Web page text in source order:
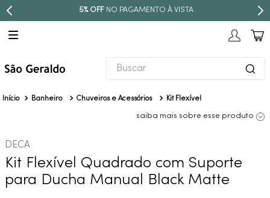
5% OFF NO PAGAMENTO À VISTA
Buscar
Banheiro Chuveiros e Acessórios Kit Flexível
saiba mais sobre esse produto
DECA
Kit Flexível Quadrado com Suporte
para Ducha Manual Black Matte
TERMOS MAIS BUSCADOS
deca acabamento registro
4º
torneira